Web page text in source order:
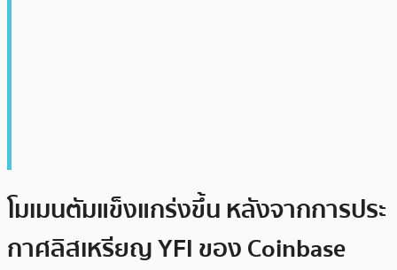
โมเมนตัมแข็งแกร่งขึ้น หลังจากการประ
กาศลิสเหรียญ YFI ของ Coinbase